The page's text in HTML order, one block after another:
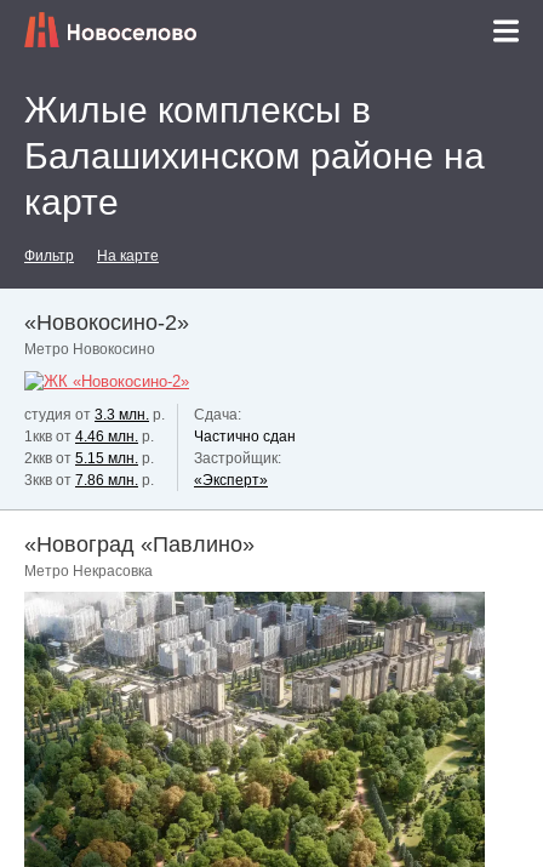
Жилые комплексы в
Балашихинском районе на
карте
Фильтр На карте
«Новокосино-2»
Метро Новокосино
студия от 3.3 млн. р.
1ккв от 4.46 млн. р.
2ккв от 5.15 млн. р.
3ккв от 7.86 млн. р.
Сдача:
Частично сдан
Застройщик:
«Эксперт»
«Новоград «Павлино»
Метро Некрасовка